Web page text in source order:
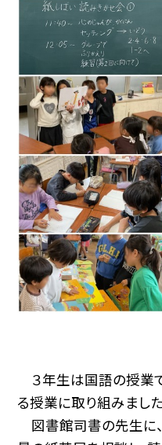
３年生は国語の授業
る授業に取り組みました
図書館司書の先生に